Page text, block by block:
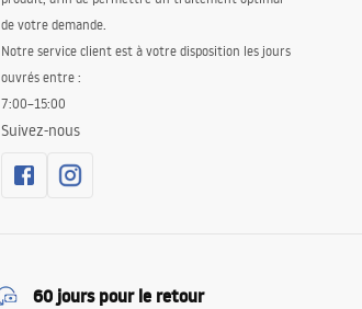
de votre demande.
Notre service client est à votre disposition les jours
ouvrés entre :
7:00–15:00
Suivez-nous
60 jours pour le retour